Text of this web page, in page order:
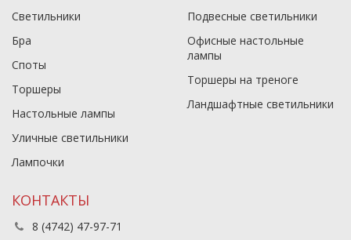
Светильники
Бра
Споты
Торшеры
Настольные лампы
Уличные светильники
Лампочки
Подвесные светильники
Офисные настольные
лампы
Торшеры на треноге
Ландшафтные светильники
КОНТАКТЫ
8 (4742) 47-97-71